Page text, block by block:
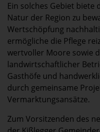
Ein solches Gebiet biete
Natur der Region zu
Wertschöpfung
ermögliche die Pflege
wertvoller Moore sowie
landwirtschaftlicher
Gasthöfe und
durch gemeinsame
Vermarktungsansätze.
Zum Vorsitzenden des